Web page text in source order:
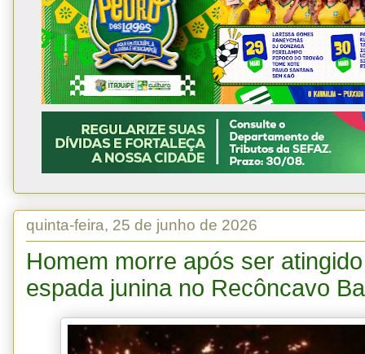
quinta-feira, 25 de junho de 2026
Homem morre após ser
espada junina no Recôncavo